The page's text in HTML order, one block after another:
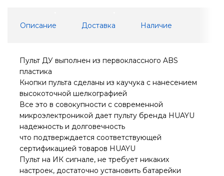
Описание Доставка Наличие
Пульт ДУ выполнен из первоклассного ABS
пластика
Кнопки пульта сделаны из каучука с нанесением
высокоточной шелкографией
Все это в совокупности с современной
микроэлектроникой дает пульту бренда HUAYU
надежность и долговечность
что подтверждается соответствующей
сертификацией товаров HUAYU
Пульт на ИК сигнале, не требует никаких
настроек, достаточно установить батарейки